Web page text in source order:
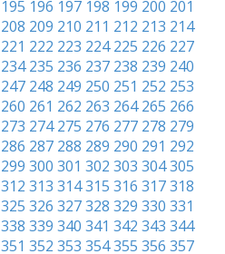
195 196 197 198 199 200 201
208 209 210 211 212 213 214
221 222 223 224 225 226 227
234 235 236 237 238 239 240
247 248 249 250 251 252 253
260 261 262 263 264 265 266
273 274 275 276 277 278 279
286 287 288 289 290 291 292
299 300 301 302 303 304305
312 313 314315 316 317318
325 326 327328 329 330 331
338 339 340 341 342 343 344
351 352 353 354355 356 357